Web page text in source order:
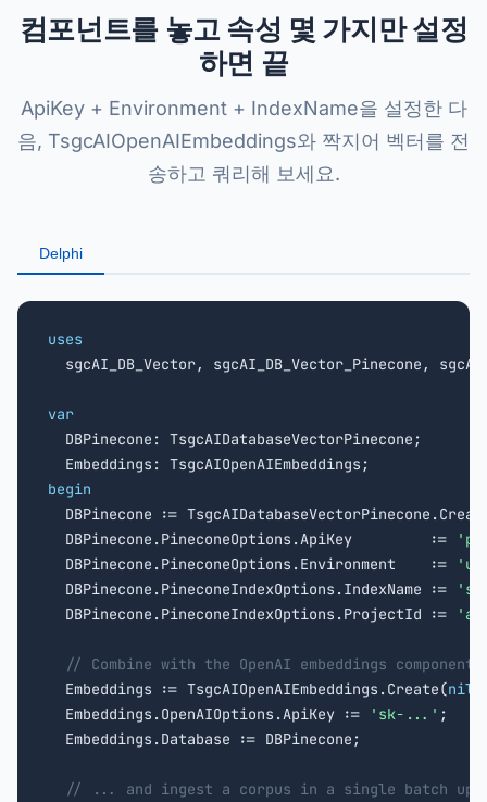
컴포넌트를 놓고 속성 몇 가지만 설정
하면 끝
ApiKey + Environment + IndexName을 설정한 다
음, TsgcAIOpenAIEmbeddings와 짝지어 벡터를 전
송하고 쿼리해 보세요.
Delphi
uses
sgcAI_DB_Vector, sgcAI_DB_Vector_Pinecone,
var
DBPinecone: TsgcAIDatabaseVectorPinecone;
begin
DBPinecone :=
  DBPinecone.PineconeOptions.ApiKey         :=
  DBPinecone.PineconeOptions.Environment    :=
  DBPinecone.PineconeIndexOptions.IndexName :=
  DBPinecone.PineconeIndexOptions.ProjectId :=
// Combine with the OpenAI embeddings
  Embeddings := TsgcAIOpenAIEmbeddings.Create(
nil
  Embeddings.OpenAIOptions.ApiKey :=
'sk-...' ;
  Embeddings.Database := DBPinecone;
// ... and ingest a corpus in a single batch